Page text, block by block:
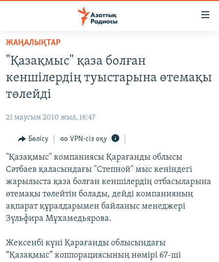
Skip
main
content
main
Navigation
Search
ЖАҢАЛЫҚТАР
САЯСАТ
AZATTYQTV
АДАМ ҚҰҚЫҚТАРЫ
ӘЛЕУМЕТ
ӘЛЕМ
АРНАЙЫ ЖОБАЛАР
ЖАҢАЛЫҚТАР
"Қазақмыс" қаза болған
кеншілердің туыстарына өтемақы
төлейді
21 маусым 2010 жыл, 16:47
Бөлісу VPN-сіз оқу
"Қазақмыс" компаниясы Қарағанды облысы
Сәтбаев қаласындағы "Степной" мыс кеніндегі
жарылыста қаза болған кеншілердің отбасыларына
өтемақы төлейтін болады, дейді компанияның
ақпарат құралдарымен байланыс менеджері
Зүльфира Мұхамедьярова.
Жексенбі күні Қарағанды облысындағы
“Қазақмыс” коппорациясының нөмірі 67-ші